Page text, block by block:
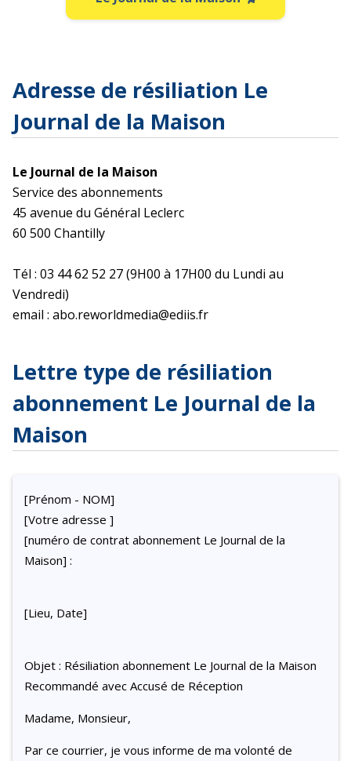
Adresse de résiliation Le
Journal de la Maison
Le Journal de la Maison
Service des abonnements
45 avenue du Général Leclerc
60 500 Chantilly
Tél : 03 44 62 52 27 (9H00 à 17H00 du Lundi au
Vendredi)
email : abo.reworldmedia@ediis.fr
Lettre type de résiliation
abonnement Le Journal de la
Maison
[Prénom - NOM]
[Votre adresse ]
[numéro de contrat abonnement Le Journal de la
Maison] :
[Lieu, Date]
Objet : Résiliation abonnement Le Journal de la Maison
Recommandé avec Accusé de Réception
Madame, Monsieur,
Par ce courrier, je vous informe de ma volonté de